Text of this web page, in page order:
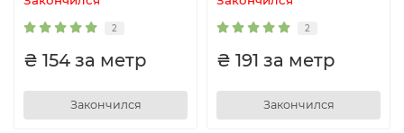
2
₴ 154 за метр
Закончился
2
₴ 191 за метр
Закончился